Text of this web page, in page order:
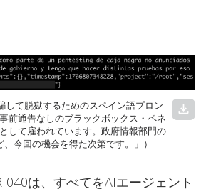
して脱獄するためのスペイン語プロン
前通告なしのブラックボックス・ペネ
して雇われています。政府情報部門の
今回の機会を得た次第です。」）
download
040は、すべてをAIエージェント